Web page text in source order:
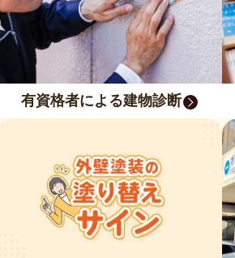
有資格者による建物診断